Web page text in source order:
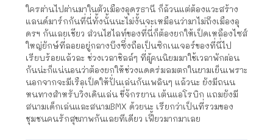
ใครผ่านไปผ่านมาในตัวเมืองอุดรธานี ก็ล้วนแต่ต้องแวะสร้าง
แลนด์มาร์กกันที่นี่ทั้งนั้นนะไม่งั้นจะเหมือนว่ามาไม่ถึงเมืองอุ
ดรฯ กันเลยเชียว ส่วนไฮไลท์ของที่นี่ก็ต้องยกให้เป็ดเหลืองไซส์
ใหญ่ยักษ์ที่ลอยอยู่กลางบึงซึ่งถือเป็นซิกเนเจอร์ของที่นี่ไป
เรียบร้อยแล้วละ ช่วงเวลาชิลล์ๆ ที่ผู้คนนิยมมาใช้เวลาพักผ่อน
กันน่ะก็แน่นอนว่าต้องยกให้ช่วงแดดร่มลมตกในยามเย็นเพราะ
นอกจากจะมีเรือเป็ดให้ปั่นเล่นกันเพลินๆ แล้วนะ ยังมีถนน
หนทางสำหรับวิ่งเดินเล่น ขี่จักรยาน เต้นแอโรบิก แถมยังมี
สนามเด็กเล่นและสนามBMX ด้วยนะ เรียกว่าเป็นที่รวมของ
ชุมชนคนรักสุขภาพกันเลยทีเดียว เฟี้ยวมากมาเลย